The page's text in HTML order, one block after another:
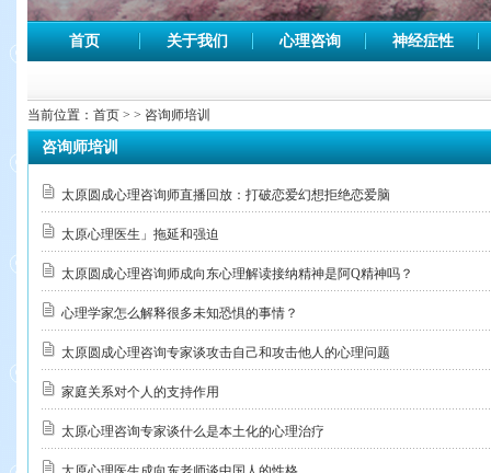
首页 关于我们 心理咨询 神经症性
当前位置： 首页 > > 咨询师培训
咨询师培训
太原圆成心理咨询师直播回放：打破恋爱幻想拒绝恋爱脑
太原心理医生」拖延和强迫
太原圆成心理咨询师成向东心理解读接纳精神是阿Q精神吗？
心理学家怎么解释很多未知恐惧的事情？
太原圆成心理咨询专家谈攻击自己和攻击他人的心理问题
家庭关系对个人的支持作用
太原心理咨询专家谈什么是本土化的心理治疗